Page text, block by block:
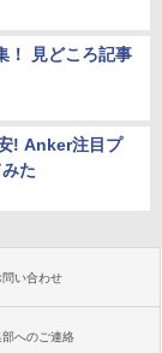
！ 見どころ記事
! Anker注目プ
た
問い合わせ
部へのご連絡